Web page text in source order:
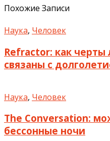
Похожие Записи
Наука, Человек
Refractor: как черты
связаны с
Наука, Человек
The Conversation:
бессонные ночи